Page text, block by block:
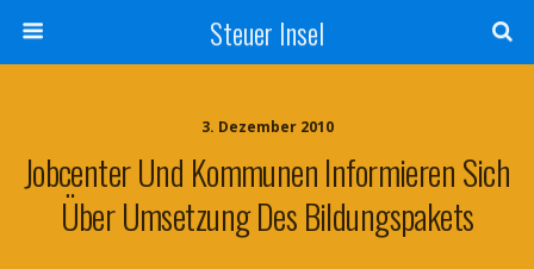
Steuer Insel
3. Dezember 2010
Jobcenter Und Kommunen Informieren Sich
Über Umsetzung Des Bildungspakets